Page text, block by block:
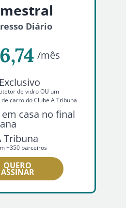
Diário
/mês
de vidro OU um
carro do Clube A Tribuna
em casa no final
Tribuna
+350 parceiros
QUERO
ASSINAR